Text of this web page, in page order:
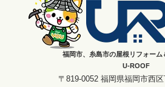
福岡市、糸島市の屋根リフォーム
U-ROOF
〒819-0052 福岡県福岡市西